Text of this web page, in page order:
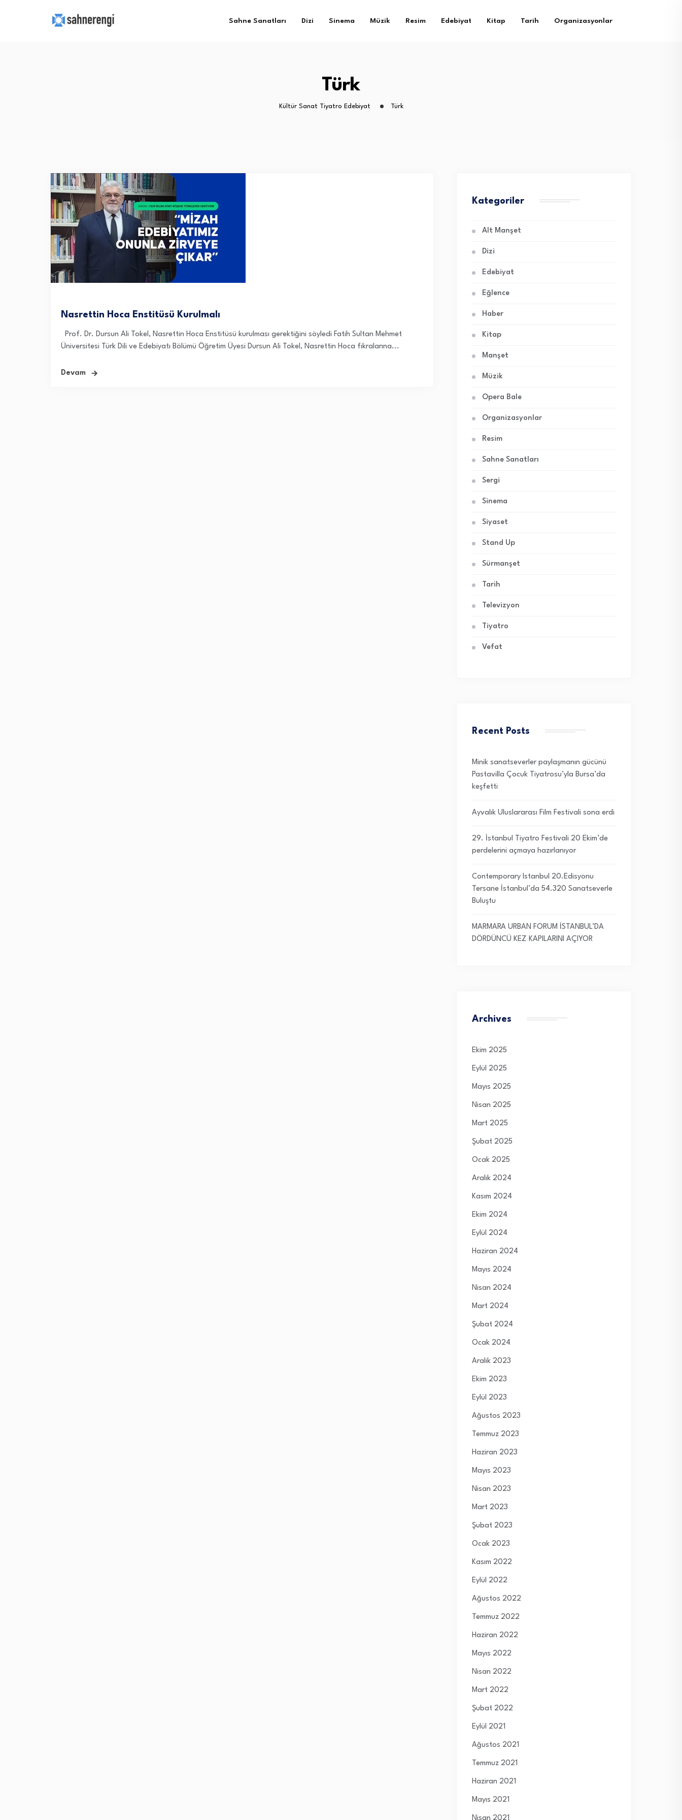
Sahne Sanatları Dizi Sinema Müzik Resim Edebiyat Kitap Tarih Organizasyonlar
Türk
Kültür Sanat Tiyatro Edebiyat Türk
Nasrettin Hoca Enstitüsü Kurulmalı
Prof. Dr. Dursun Ali Tokel, Nasrettin Hoca Enstitüsü kurulması gerektiğini söyledi Fatih Sultan Mehmet
Üniversitesi Türk Dili ve Edebiyatı Bölümü Öğretim Üyesi Dursun Ali Tokel, Nasrettin Hoca fıkralarına...
Devam
Kategoriler
Alt Manşet
Dizi
Edebiyat
Eğlence
Haber
Kitap
Manşet
Müzik
Opera Bale
Organizasyonlar
Resim
Sahne Sanatları
Sergi
Sinema
Siyaset
Stand Up
Sürmanşet
Tarih
Televizyon
Tiyatro
Vefat
Recent Posts
Minik sanatseverler paylaşmanın gücünü
Pastavilla Çocuk Tiyatrosu’yla Bursa’da
keşfetti
Ayvalık Uluslararası Film Festivali sona erdi
29. İstanbul Tiyatro Festivali 20 Ekim’de
perdelerini açmaya hazırlanıyor
Contemporary Istanbul 20.Edisyonu
Tersane İstanbul’da 54.320 Sanatseverle
Buluştu
MARMARA URBAN FORUM İSTANBUL’DA
DÖRDÜNCÜ KEZ KAPILARINI AÇIYOR
Archives
Ekim 2025
Eylül 2025
Mayıs 2025
Nisan 2025
Mart 2025
Şubat 2025
Ocak 2025
Aralık 2024
Kasım 2024
Ekim 2024
Eylül 2024
Haziran 2024
Mayıs 2024
Nisan 2024
Mart 2024
Şubat 2024
Ocak 2024
Aralık 2023
Ekim 2023
Eylül 2023
Ağustos 2023
Temmuz 2023
Haziran 2023
Mayıs 2023
Nisan 2023
Mart 2023
Şubat 2023
Ocak 2023
Kasım 2022
Eylül 2022
Ağustos 2022
Temmuz 2022
Haziran 2022
Mayıs 2022
Nisan 2022
Mart 2022
Şubat 2022
Eylül 2021
Ağustos 2021
Temmuz 2021
Haziran 2021
Mayıs 2021
Nisan 2021